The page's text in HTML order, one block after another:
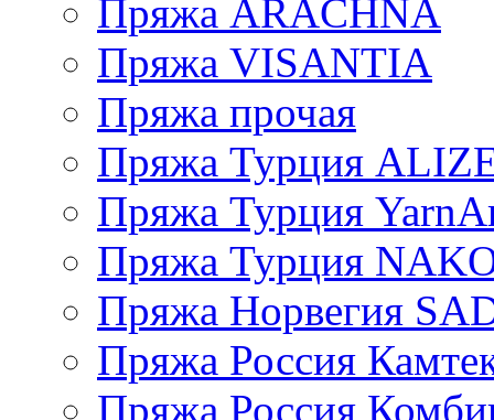
Пряжа ARACHNA
Пряжа VISANTIA
Пряжа прочая
Пряжа Турция
Пряжа Турция
Пряжа Турция
Пряжа Норвегия
Пряжа Россия
Пряжа Россия